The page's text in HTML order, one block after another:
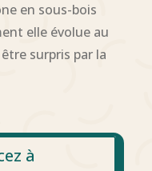
en sous-bois
elle évolue au
surpris par la
à